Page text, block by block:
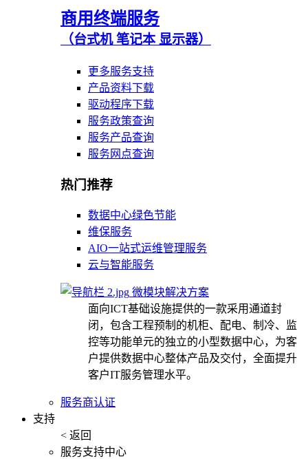
商用终端服务
（台式机 笔记本 显示器）
更多服务支持
产品资料下载
驱动程序下载
服务政策查询
服务产品查询
服务网点查询
热门推荐
数据中心绿色节能
维保服务
AIO一站式运维管理服务
云与智能服务
微模块解决方案
面向ICT基础设施提供的一款采用通道封
闭，包含工程预制的机柜、配电、制冷、监
控等功能单元的独立的小型数据中心，为客
户提供数据中心整体产品及交付，全面提升
客户IT服务管理水平。
服务商认证
支持
< 返回
服务支持中心